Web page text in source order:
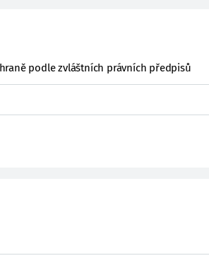
podle zvláštních právních předpisů